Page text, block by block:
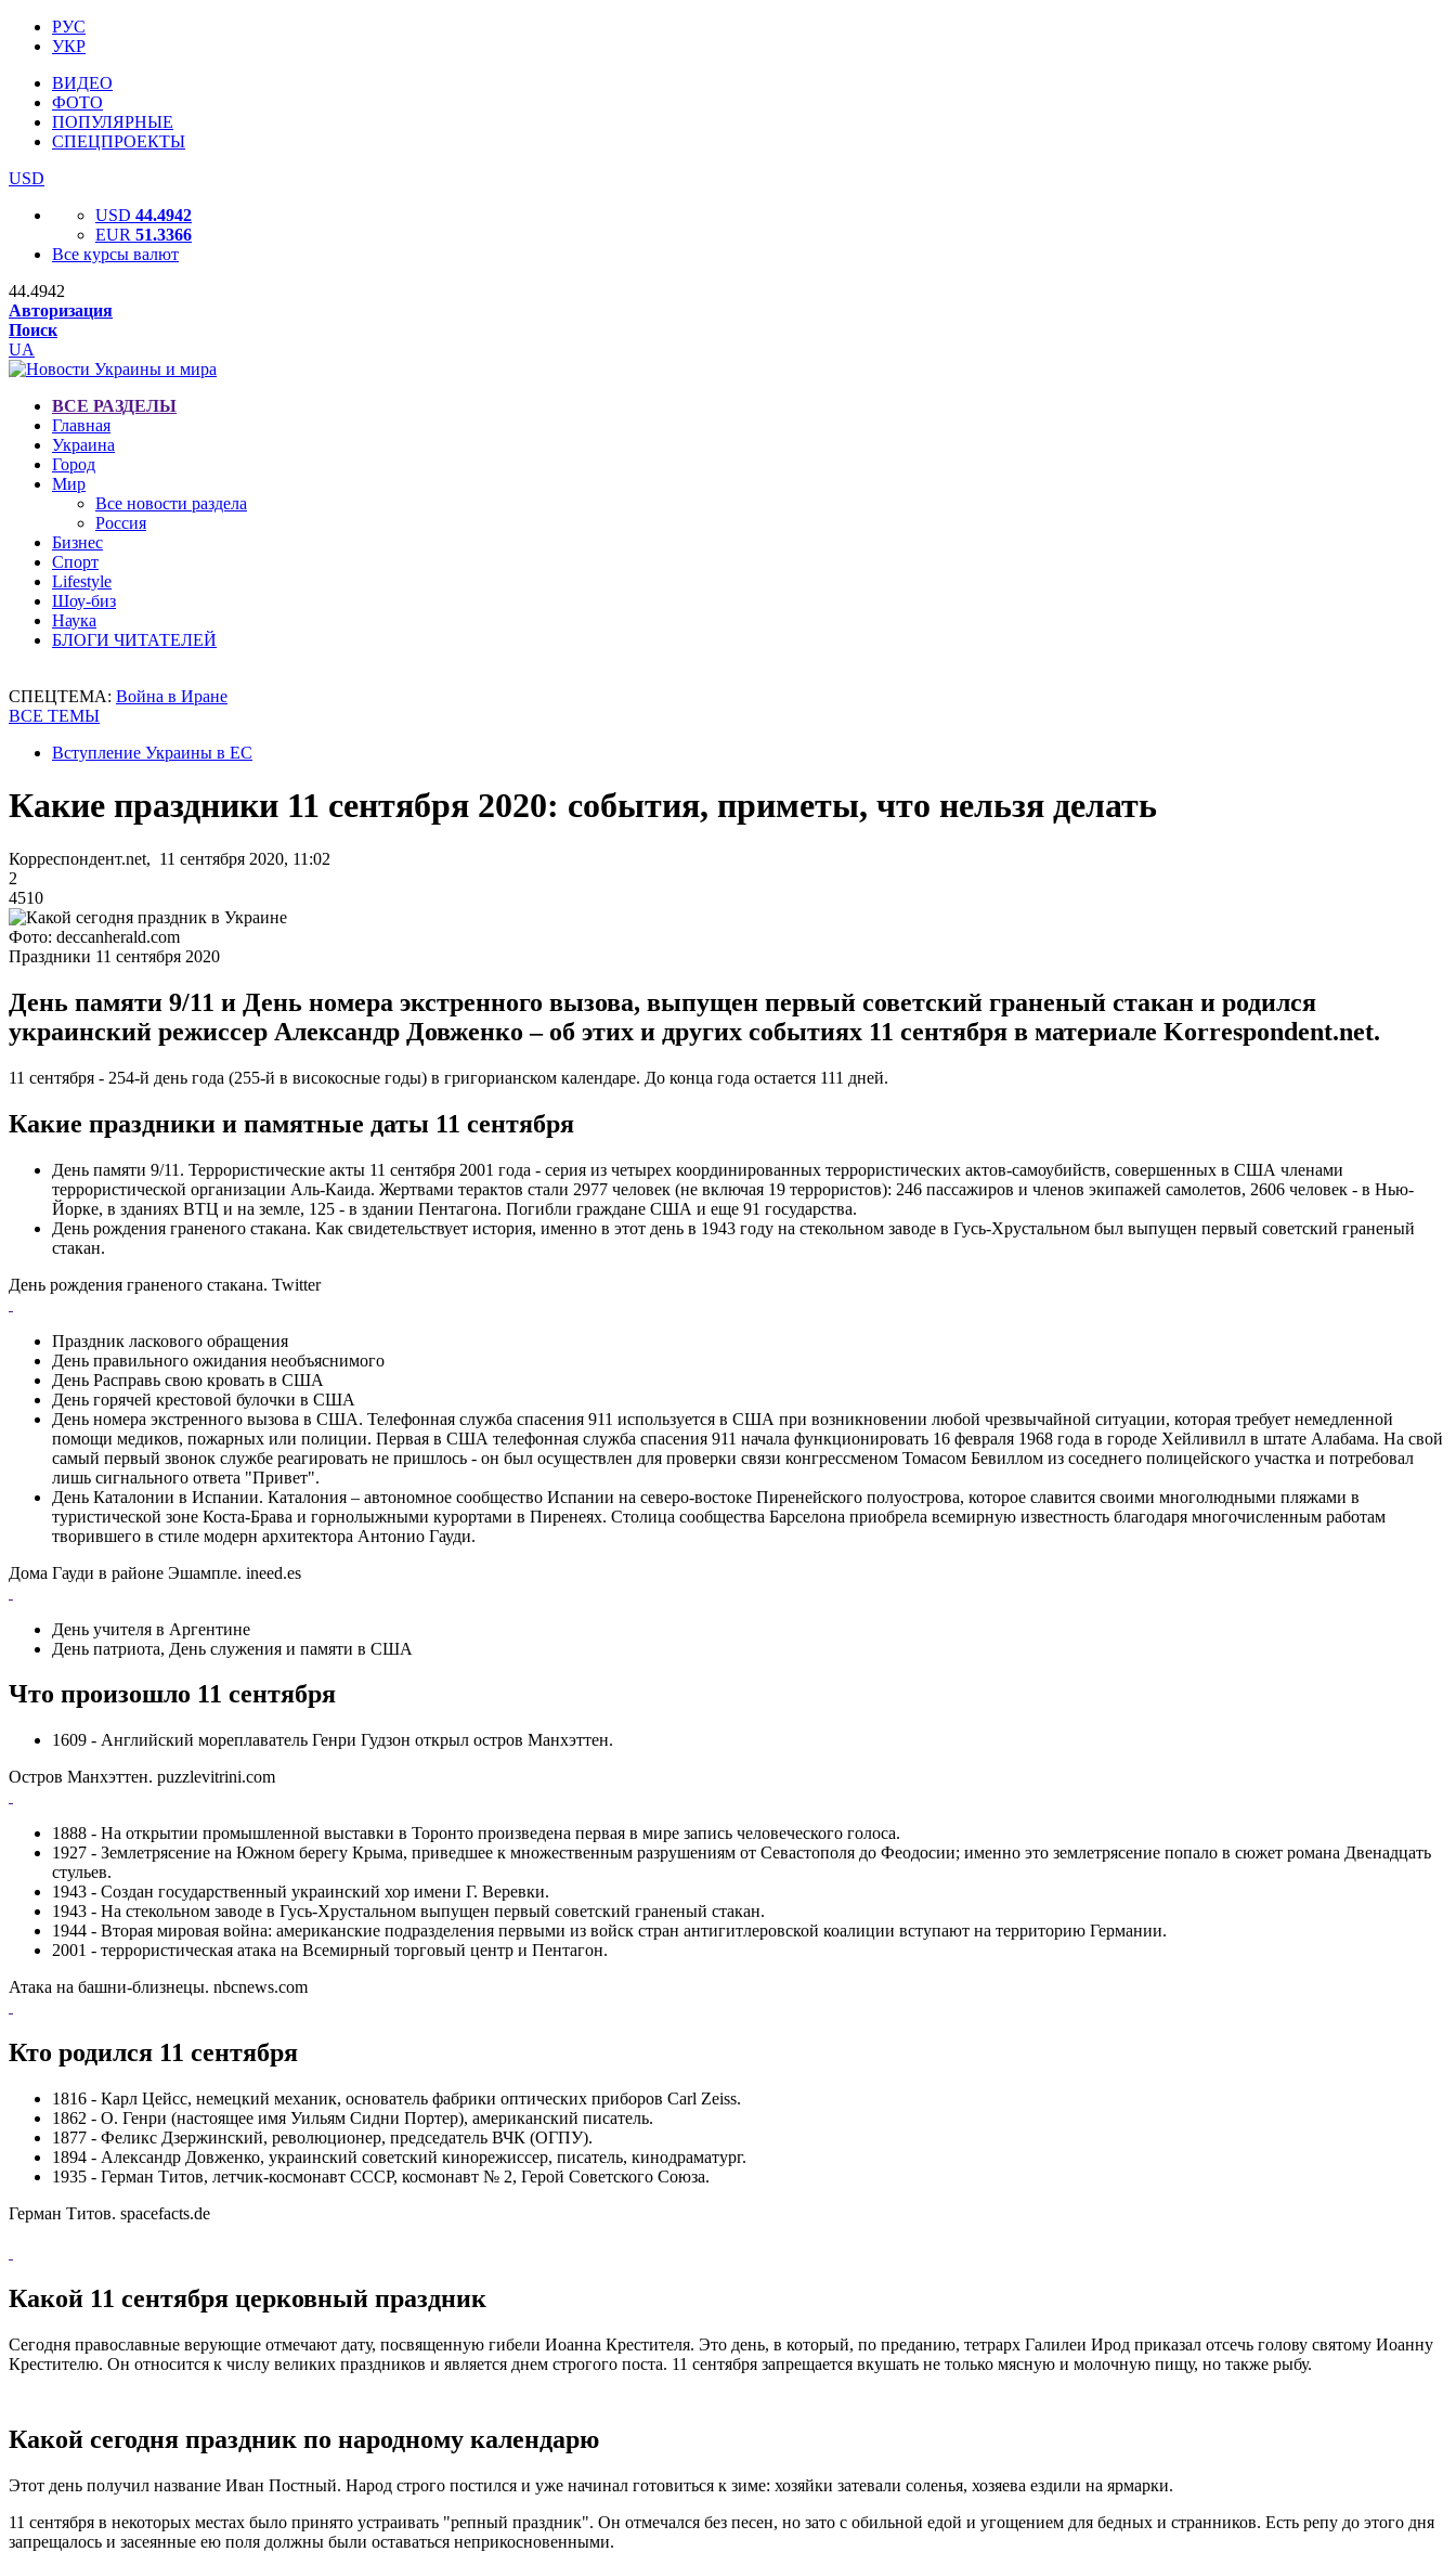
РУС
УКР
ВИДЕО
ФОТО
ПОПУЛЯРНЫЕ
СПЕЦПРОЕКТЫ
USD
USD 44.4942
EUR 51.3366
Все курсы валют
44.4942
Авторизация
Поиск
UA
ВСЕ РАЗДЕЛЫ
Главная
Украина
Город
Мир
Все новости раздела
Россия
Бизнес
Спорт
Lifestyle
Шоу-биз
Наука
БЛОГИ ЧИТАТЕЛЕЙ
СПЕЦТЕМА: Война в Иране
ВСЕ ТЕМЫ
Вступление Украины в ЕС
Какие праздники 11 сентября 2020: события, приметы, что нельзя делать
Корреспондент.net, 11 сентября 2020, 11:02
2
4510
Фото: deccanherald.com
Праздники 11 сентября 2020
День памяти 9/11 и День номера экстренного вызова, выпущен первый советский граненый стакан и родился
украинский режиссер Александр Довженко – об этих и других событиях 11 сентября в материале Korrespondent.net.
11 сентября - 254-й день года (255-й в високосные годы) в григорианском календаре. До конца года остается 111 дней.
Какие праздники и памятные даты 11 сентября
День памяти 9/11. Террористические акты 11 сентября 2001 года - серия из четырех координированных террористических актов-самоубийств, совершенных в США членами
террористической организации Аль-Каида. Жертвами терактов стали 2977 человек (не включая 19 террористов): 246 пассажиров и членов экипажей самолетов, 2606 человек - в Нью-
Йорке, в зданиях ВТЦ и на земле, 125 - в здании Пентагона. Погибли граждане США и еще 91 государства.
День рождения граненого стакана. Как свидетельствует история, именно в этот день в 1943 году на стекольном заводе в Гусь-Хрустальном был выпущен первый советский граненый
стакан.
День рождения граненого стакана. Twitter
Праздник ласкового обращения
День правильного ожидания необъяснимого
День Расправь свою кровать в США
День горячей крестовой булочки в США
День номера экстренного вызова в США. Телефонная служба спасения 911 используется в США при возникновении любой чрезвычайной ситуации, которая требует немедленной
помощи медиков, пожарных или полиции. Первая в США телефонная служба спасения 911 начала функционировать 16 февраля 1968 года в городе Хейливилл в штате Алабама. На свой
самый первый звонок службе реагировать не пришлось - он был осуществлен для проверки связи конгрессменом Томасом Бевиллом из соседнего полицейского участка и потребовал
лишь сигнального ответа "Привет".
День Каталонии в Испании. Каталония – автономное сообщество Испании на северо-востоке Пиренейского полуострова, которое славится своими многолюдными пляжами в
туристической зоне Коста-Брава и горнолыжными курортами в Пиренеях. Столица сообщества Барселона приобрела всемирную известность благодаря многочисленным работам
творившего в стиле модерн архитектора Антонио Гауди.
Дома Гауди в районе Эшампле. ineed.es
День учителя в Аргентине
День патриота, День служения и памяти в США
Что произошло 11 сентября
1609 - Английский мореплаватель Генри Гудзон открыл остров Манхэттен.
Остров Манхэттен. puzzlevitrini.com
1888 - На открытии промышленной выставки в Торонто произведена первая в мире запись человеческого голоса.
1927 - Землетрясение на Южном берегу Крыма, приведшее к множественным разрушениям от Севастополя до Феодосии; именно это землетрясение попало в сюжет романа Двенадцать
стульев.
1943 - Создан государственный украинский хор имени Г. Веревки.
1943 - На стекольном заводе в Гусь-Хрустальном выпущен первый советский граненый стакан.
1944 - Вторая мировая война: американские подразделения первыми из войск стран антигитлеровской коалиции вступают на территорию Германии.
2001 - террористическая атака на Всемирный торговый центр и Пентагон.
Атака на башни-близнецы. nbcnews.com
Кто родился 11 сентября
1816 - Карл Цейсс, немецкий механик, основатель фабрики оптических приборов Carl Zeiss.
1862 - О. Генри (настоящее имя Уильям Сидни Портер), американский писатель.
1877 - Феликс Дзержинский, революционер, председатель ВЧК (ОГПУ).
1894 - Александр Довженко, украинский советский кинорежиссер, писатель, кинодраматург.
1935 - Герман Титов, летчик-космонавт СССР, космонавт № 2, Герой Советского Союза.
Герман Титов. spacefacts.de
Какой 11 сентября церковный праздник
Сегодня православные верующие отмечают дату, посвященную гибели Иоанна Крестителя. Это день, в который, по преданию, тетрарх Галилеи Ирод приказал отсечь голову святому Иоанну
Крестителю. Он относится к числу великих праздников и является днем строгого поста. 11 сентября запрещается вкушать не только мясную и молочную пищу, но также рыбу.
Какой сегодня праздник по народному календарю
Этот день получил название Иван Постный. Народ строго постился и уже начинал готовиться к зиме: хозяйки затевали соленья, хозяева ездили на ярмарки.
11 сентября в некоторых местах было принято устраивать "репный праздник". Он отмечался без песен, но зато с обильной едой и угощением для бедных и странников. Есть репу до этого дня
запрещалось и засеянные ею поля должны были оставаться неприкосновенными.